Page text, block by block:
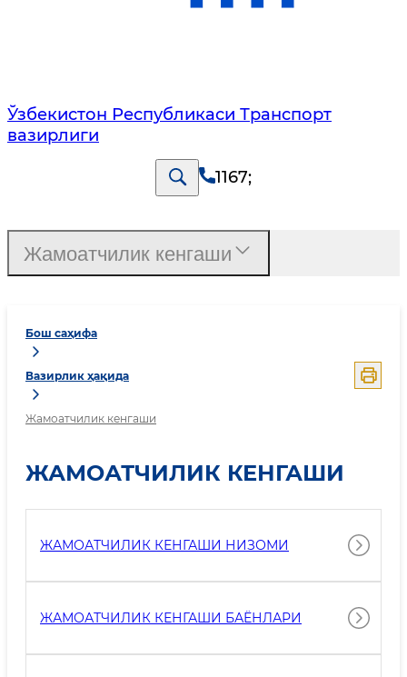
Ўзбекистон Республикаси Транспорт
вазирлиги
1167;
Бош саҳифа
Вазирлик ҳақида
Жамоатчилик кенгаши
ЖАМОАТЧИЛИК КЕНГАШИ
ЖАМОАТЧИЛИК КЕНГАШИ НИЗОМИ
ЖАМОАТЧИЛИК КЕНГАШИ БАЁНЛАРИ
Жамоатчилик кенгаши